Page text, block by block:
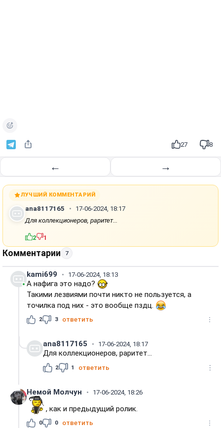
27 8
← →
ЛУЧШИЙ КОММЕНТАРИЙ
ana8117165
17-06-2024, 18:17
Для коллекционеров, раритет...
2 1
Комментарии 7
kami699 17-06-2024, 18:13
А нафига это надо?
Такими лезвиями почти никто не пользуется, а
точилка под них - это вообще пздц.
2 3 ответить
ana8117165 17-06-2024, 18:17
Для коллекционеров, раритет...
2 1 ответить
Немой Молчун 17-06-2024, 18:26
, как и предыдущий ролик.
0 0 ответить